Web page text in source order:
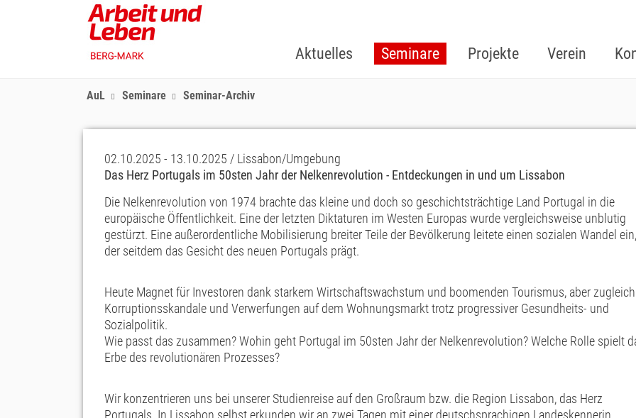
Aktuelles Seminare Projekte Verein
AuL Seminare Seminar-Archiv
02.10.2025 - 13.10.2025 / Lissabon/Umgebung
Das Herz Portugals im 50sten Jahr der Nelkenrevolution - Entdeckungen in und um Lissabon
Die Nelkenrevolution von 1974 brachte das kleine und doch so geschichtsträchtige Land Portugal in die
europäische Öffentlichkeit. Eine der letzten Diktaturen im Westen Europas wurde vergleichsweise unblutig
gestürzt. Eine außerordentliche Mobilisierung breiter Teile der Bevölkerung leitete einen sozialen Wandel ein,
der seitdem das Gesicht des neuen Portugals prägt.
Heute Magnet für Investoren dank starkem Wirtschaftswachstum und boomenden Tourismus, aber zugleich
Korruptionsskandale und Verwerfungen auf dem Wohnungsmarkt trotz progressiver Gesundheits- und
Sozialpolitik.
Wie passt das zusammen? Wohin geht Portugal im 50sten Jahr der Nelkenrevolution? Welche Rolle spielt
Erbe des revolutionären Prozesses?
Wir konzentrieren uns bei unserer Studienreise auf den Großraum bzw. die Region Lissabon, das Herz
Portugals. In Lissabon selbst erkunden wir an zwei Tagen mit einer deutschsprachigen Landeskennerin